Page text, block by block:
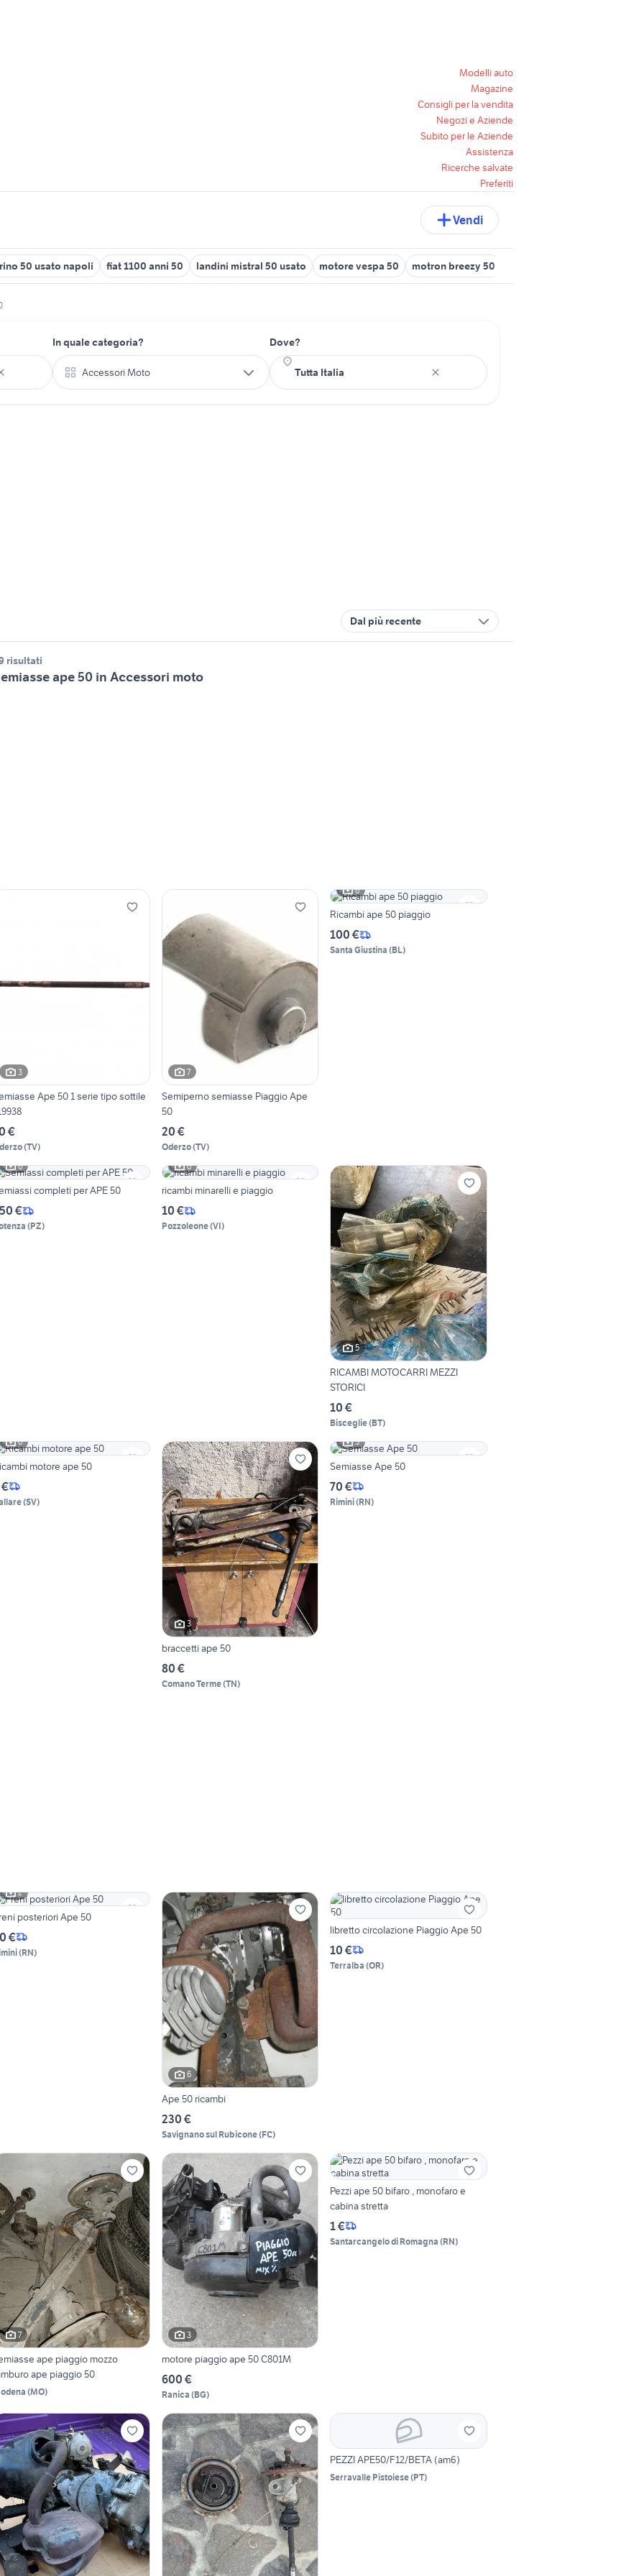
Modelli auto
Magazine
Consigli per la vendita
Negozi e Aziende
Subito per le Aziende
Assistenza
Ricerche salvate
Preferiti
Vendi
50 usato napoli fiat 1100 anni 50 landini mistral 50 usato motore vespa 50 motron breezy 50
In quale categoria?
Accessori Moto
Dove?
Dal più recente
risultati
ape 50 in Accessori moto
3
Ape 50 1 serie tipo sottile
€
(TV)
7
Semiperno semiasse Piaggio Ape
50
20 €
Oderzo(TV)
6
Ricambi ape 50 piaggio
100 €
Santa Giustina (BL)
6
completi per APE 50
€
(PZ)
6
ricambi minarelli e piaggio
10 €
Pozzoleone(VI)
5
RICAMBI MOTOCARRI MEZZI
STORICI
10 €
Bisceglie(BT)
6
motore ape 50
(SV)
3
braccetti ape 50
80 €
Comano Terme(TN)
3
Semiasse Ape 50
70 €
Rimini(RN)
2
posteriori Ape 50
€
(RN)
6
Ape 50 ricambi
230 €
Savignano sul Rubicone(FC)
libretto circolazione Piaggio Ape 50
10 €
Terralba (OR)
7
ape piaggio mozzo
ape piaggio 50
(MO)
3
motore piaggio ape 50 C801M
600 €
Ranica (BG)
Pezzi ape 50 bifaro , monofaro e
cabina stretta
1 €
Santarcangelo di Romagna (RN)
PEZZI APE50/F12/BETA (am6)
Serravalle Pistoiese(PT)